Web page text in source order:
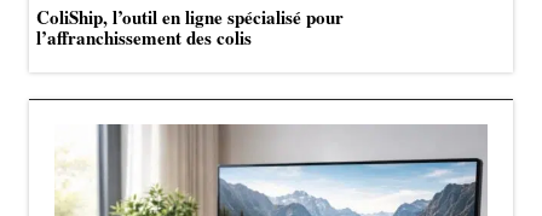
ColiShip, l’outil en ligne spécialisé pour
l’affranchissement des colis